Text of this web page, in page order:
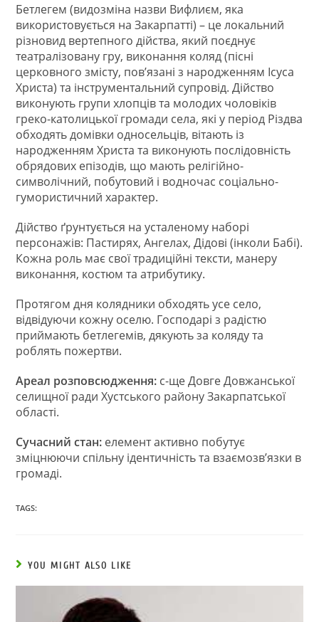
Бетлегем (видозміна назви Вифлиєм, яка
використовується на Закарпатті) – це локальний
різновид вертепного дійства, який поєднує
театралізовану гру, виконання коляд (пісні
церковного змісту, пов’язані з народженням Ісуса
Христа) та інструментальний супровід. Дійство
виконують групи хлопців та молодих чоловіків
греко-католицької громади села, які у період Різдва
обходять домівки односельців, вітають із
народженням Христа та виконують послідовність
обрядових епізодів, що мають релігійно-
символічний, побутовий і водночас соціально-
гумористичний характер.
Дійство ґрунтується на усталеному наборі
персонажів: Пастирях, Ангелах, Дідові (інколи Бабі).
Кожна роль має свої традиційні тексти, манеру
виконання, костюм та атрибутику.
Протягом дня колядники обходять усе село,
відвідуючи кожну оселю. Господарі з радістю
приймають бетлегемів, дякують за коляду та
роблять пожертви.
Ареал розповсюдження: с-ще Довге Довжанської
селищної ради Хустського району Закарпатської
області.
Сучасний стан: елемент активно побутує
зміцнюючи спільну ідентичність та взаємозв’язки в
громаді.
TAGS:
YOU MIGHT ALSO LIKE